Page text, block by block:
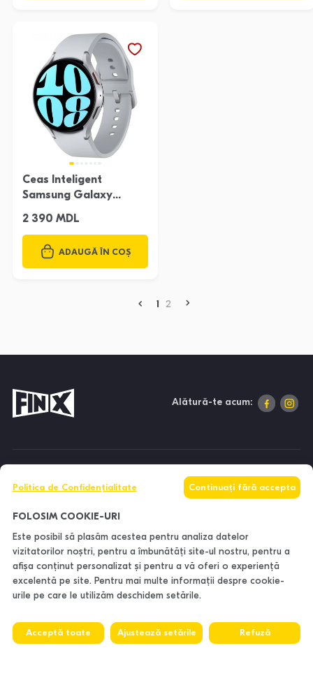
Ceas Inteligent
Samsung Galaxy
2 390 MDL
ADAUGĂ ÎN COȘ
1 2
Alătură-te acum:
INFORMAȚII
CONTACTE
Politica de Confidențialitate Continuați fără accepta
FOLOSIM COOKIE-URI
Este posibil să plasăm acestea pentru analiza datelor
vizitatorilor noștri, pentru a îmbunătăți site-ul nostru, pentru a
afișa conținut personalizat și pentru a vă oferi o experiență
excelentă pe site. Pentru mai multe informații despre cookie-
urile pe care le utilizăm deschidem setările.
Acceptă toate Ajustează setările Refuză